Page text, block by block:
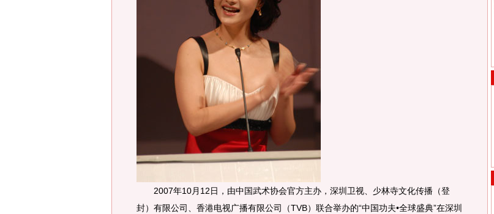
2007年10月12日，由中国武术协会官方主办，深圳卫视、少林寺文化传播（登
封）有限公司、香港电视广播有限公司（TVB）联合举办的“中国功夫•全球盛典”在深圳